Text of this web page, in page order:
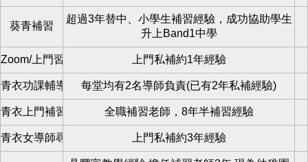
葵青補習
超過3年替中、小學生補習經驗，成功協助學生
升上Band1中學
Zoom/上門習青衣區 上門私補約1年經驗
青衣功課輔導班 每堂均有2名導師負責(已有2年私補經驗)
青衣上門補習老師 全職補習老師，8年半補習經驗
青衣女導師尋學生 上門私補約3年經驗